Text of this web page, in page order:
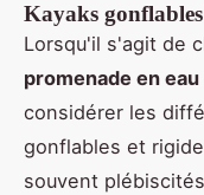
Kayaks
Lorsqu'il s'agit de
promenade en eau
considérer les
gonflables et
souvent